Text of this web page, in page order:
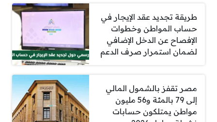
طريقة تجديد عقد الإيجار في
حساب المواطن وخطوات
الإفصاح عن الدخل الإضافي
لضمان استمرار صرف الدعم
مصر تقفز بالشمول المالي
إلى 79 بالمئة و56 مليون
مواطن يمتلكون حسابات